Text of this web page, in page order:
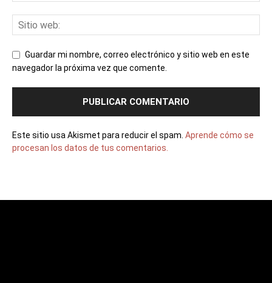
Guardar mi nombre, correo electrónico y sitio web en este
navegador la próxima vez que comente.
Este sitio usa Akismet para reducir el spam. Aprende cómo se
procesan los datos de tus comentarios.